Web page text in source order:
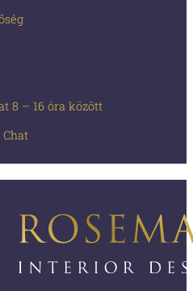
8 – 16 óra között